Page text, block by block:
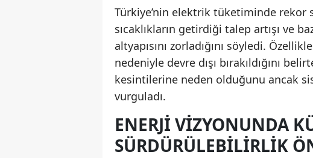
Türkiye’nin elektrik tüketiminde rekor
sıcaklıkların getirdiği talep artışı ve
altyapısını zorladığını söyledi.
nedeniyle devre dışı bırakıldığını
kesintilerine neden olduğunu ancak
vurguladı.
ENERJI VIZYONUNDA
SÜRDÜRÜLEBILIRLIK